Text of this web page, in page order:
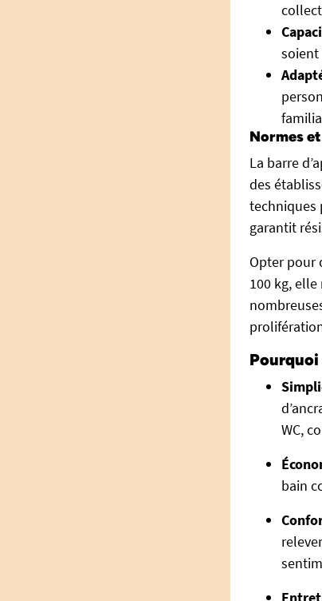
soient
Normes
La barre
des
techniques
garantit
Opter pour
100 kg,
Pourquoi
WC,
bain